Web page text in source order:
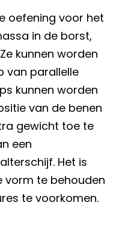
oefening voor het
in de borst,
kunnen worden
van parallelle
kunnen worden
van de benen
gewicht toe te
een
Het is
vorm te behouden
te voorkomen.